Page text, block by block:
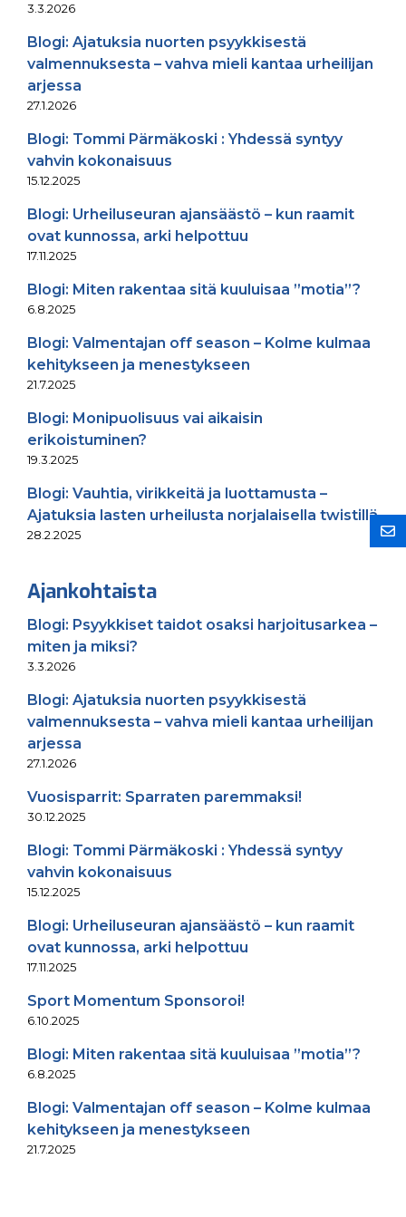
3.3.2026
Blogi: Ajatuksia nuorten psyykkisestä
valmennuksesta – vahva mieli kantaa urheilijan
arjessa
27.1.2026
Blogi: Tommi Pärmäkoski : Yhdessä syntyy
vahvin kokonaisuus
15.12.2025
Blogi: Urheiluseuran ajansäästö – kun raamit
ovat kunnossa, arki helpottuu
17.11.2025
Blogi: Miten rakentaa sitä kuuluisaa ”motia”?
6.8.2025
Blogi: Valmentajan off season – Kolme kulmaa
kehitykseen ja menestykseen
21.7.2025
Blogi: Monipuolisuus vai aikaisin
erikoistuminen?
19.3.2025
Blogi: Vauhtia, virikkeitä ja luottamusta –
Ajatuksia lasten urheilusta norjalaisella twistillä
28.2.2025
Ajankohtaista
Blogi: Psyykkiset taidot osaksi harjoitusarkea –
miten ja miksi?
3.3.2026
Blogi: Ajatuksia nuorten psyykkisestä
valmennuksesta – vahva mieli kantaa urheilijan
arjessa
27.1.2026
Vuosisparrit: Sparraten paremmaksi!
30.12.2025
Blogi: Tommi Pärmäkoski : Yhdessä syntyy
vahvin kokonaisuus
15.12.2025
Blogi: Urheiluseuran ajansäästö – kun raamit
ovat kunnossa, arki helpottuu
17.11.2025
Sport Momentum Sponsoroi!
6.10.2025
Blogi: Miten rakentaa sitä kuuluisaa ”motia”?
6.8.2025
Blogi: Valmentajan off season – Kolme kulmaa
kehitykseen ja menestykseen
21.7.2025